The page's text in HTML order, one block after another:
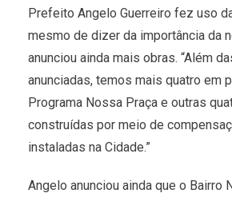
Prefeito Angelo Guerreiro fez uso
mesmo de dizer da importância da
anunciou ainda mais obras. “Além
anunciadas, temos mais quatro em
Programa Nossa Praça e outras
construídas por meio de
instaladas na Cidade.”
Angelo anunciou ainda que o Bairro